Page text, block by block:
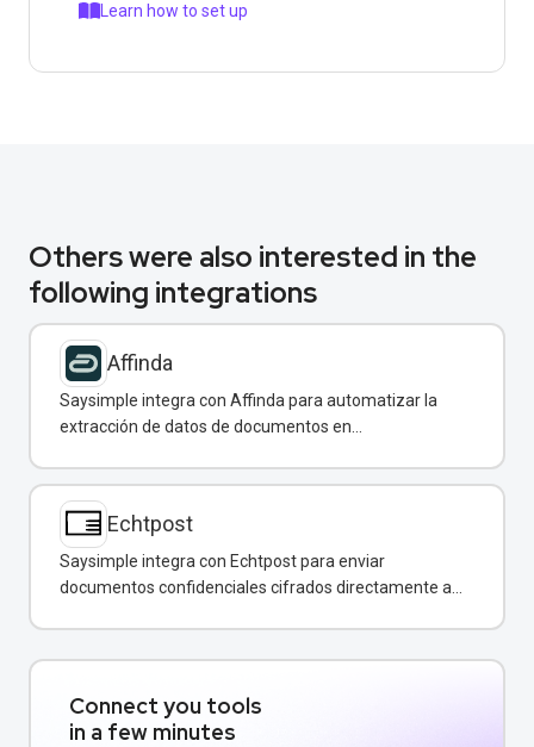
Learn how to set up
Others were also interested in the
following integrations
Affinda
Saysimple integra con Affinda para automatizar la
extracción de datos de documentos en
Echtpost
Saysimple integra con Echtpost para enviar
documentos confidenciales cifrados directamente a
Connect you tools
in a few minutes